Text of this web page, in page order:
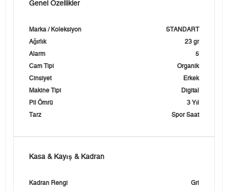
Genel Özellikler
Marka / Koleksiyon
STANDART
Ağırlık
23 gr
Alarm
5
Cam Tipi
Organik
Cinsiyet
Erkek
Makine Tipi
Digital
Pil Ömrü
3 Yıl
Tarz
Spor Saat
Kasa & Kayış & Kadran
Kadran Rengi
Gri